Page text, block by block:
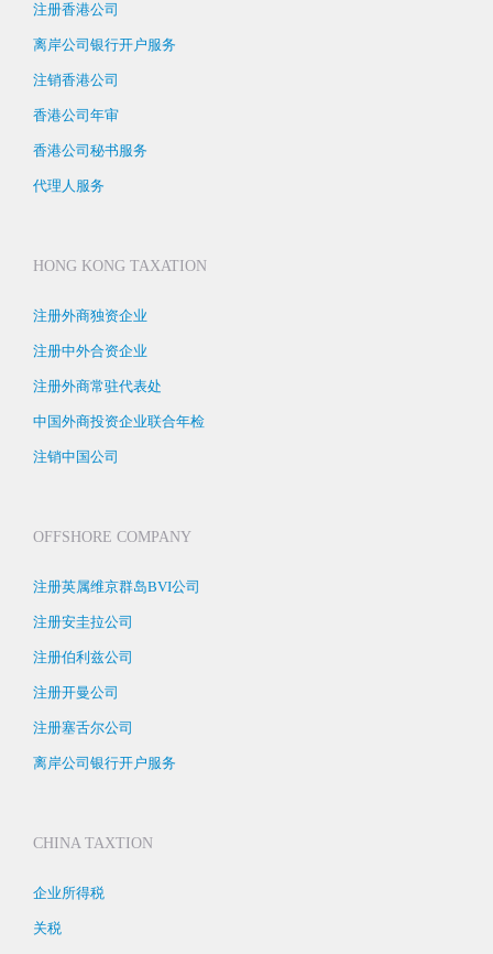
注册香港公司
离岸公司银行开户服务
注销香港公司
香港公司年审
香港公司秘书服务
代理人服务
HONG KONG TAXATION
注册外商独资企业
注册中外合资企业
注册外商常驻代表处
中国外商投资企业联合年检
注销中国公司
OFFSHORE COMPANY
注册英属维京群岛BVI公司
注册安圭拉公司
注册伯利兹公司
注册开曼公司
注册塞舌尔公司
离岸公司银行开户服务
CHINA TAXTION
企业所得税
关税